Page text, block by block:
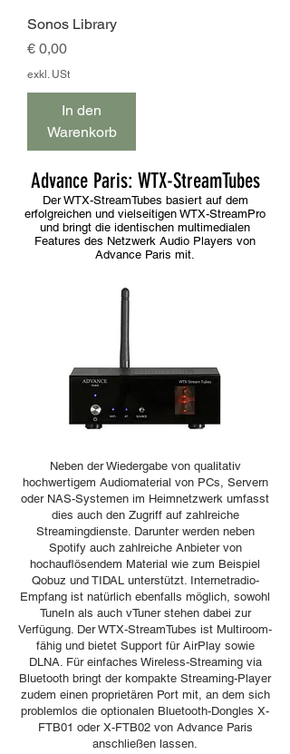
Sonos Library
Preis
€ 0,00
exkl. USt
In den
Warenkorb
Advance Paris: WTX-StreamTubes
Der WTX-StreamTubes basiert auf dem
erfolgreichen und vielseitigen WTX-StreamPro
und bringt die identischen multimedialen
Features des Netzwerk Audio Players von
Advance Paris mit.
Neben der Wiedergabe von qualitativ
hochwertigem Audiomaterial von PCs, Servern
oder NAS-Systemen im Heimnetzwerk umfasst
dies auch den Zugriff auf zahlreiche
Streamingdienste. Darunter werden neben
Spotify auch zahlreiche Anbieter von
hochauflösendem Material wie zum Beispiel
Qobuz und TIDAL unterstützt. Internetradio-
Empfang ist natürlich ebenfalls möglich, sowohl
TuneIn als auch vTuner stehen dabei zur
Verfügung. Der WTX-StreamTubes ist Multiroom-
fähig und bietet Support für AirPlay sowie
DLNA. Für einfaches Wireless-Streaming via
Bluetooth bringt der kompakte Streaming-Player
zudem einen proprietären Port mit, an dem sich
problemlos die optionalen Bluetooth-Dongles X-
FTB01 oder X-FTB02 von Advance Paris
anschließen lassen.